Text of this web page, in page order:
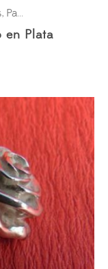
, Pasiones
en Plata